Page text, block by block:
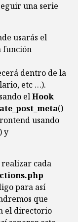
una serie
usarás el
función
dentro de la
etc …).
elHook
()
usando
y
cada
para así
que
el directorio